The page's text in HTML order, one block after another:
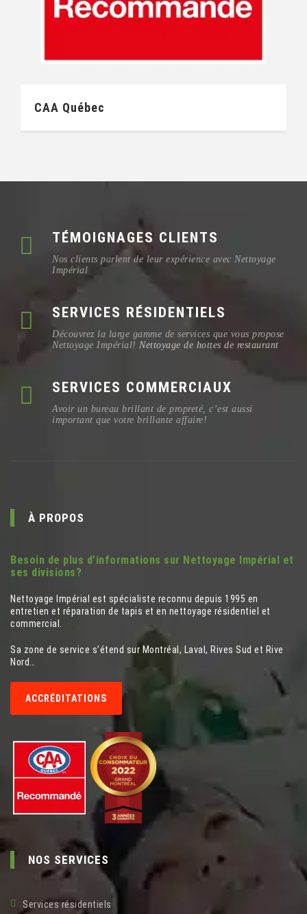
CAA Québec
TÉMOIGNAGES CLIENTS
Nos clients parlent de leur expérience avec Nettoyage
Impérial
SERVICES RÉSIDENTIELS
Découvrez la large gamme de services que vous propose
Nettoyage Impérial! Nettoyage de hottes de restaurant
SERVICES COMMERCIAUX
Avoir un bureau brillant de propreté, c’est aussi
important que votre brillante affaire!
À PROPOS
Besoin de plus d’informations sur Nettoyage Impérial et
ses divisions?
Nettoyage Impérial est spécialiste reconnu depuis 1995 en
entretien et réparation de tapis et en nettoyage résidentiel et
commercial.
Sa zone de service s’étend sur Montréal, Laval, Rives Sud et Rive
Nord…
ACCRÉDITATIONS
NOS SERVICES
Services résidentiels